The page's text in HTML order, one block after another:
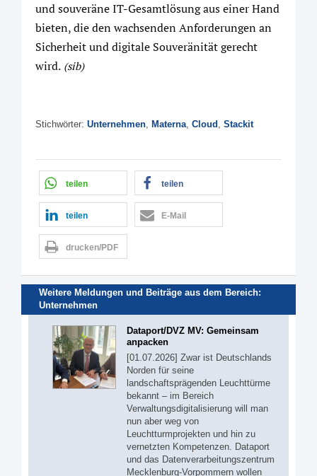
und souveräne IT-Gesamtlösung aus einer Hand
bieten, die den wachsenden Anforderungen an
Sicherheit und digitale Souveränität gerecht
wird. (sib)
Stichwörter: Unternehmen, Materna, Cloud , Stackit
teilen teilen
teilen E-Mail
drucken/PDF
Weitere Meldungen und Beiträge aus dem Bereich:
Unternehmen
Dataport/DVZ MV: Gemeinsam
anpacken
[01.07.2026] Zwar ist Deutschlands
Norden für seine
landschaftsprägenden Leuchttürme
bekannt – im Bereich
Verwaltungsdigitalisierung will man
nun aber weg von
Leuchtturmprojekten und hin zu
vernetzten Kompetenzen. Dataport
und das Datenverarbeitungszentrum
Mecklenburg-Vorpommern wollen